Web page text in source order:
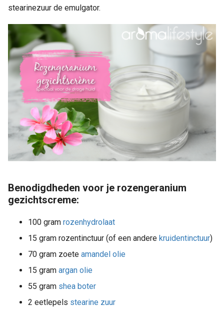
stearinezuur de emulgator.
Benodigdheden voor je rozengeranium
gezichtscreme:
100 gram rozenhydrolaat
15 gram rozentinctuur (of een andere kruidentinctuur)
70 gram zoete amandel olie
15 gram argan olie
55 gram shea boter
2 eetlepels stearine zuur